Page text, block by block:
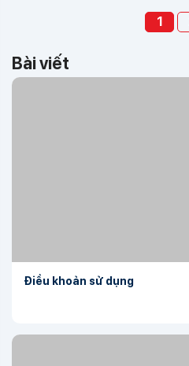
1
Bài viết
Điều khoản sử dụng